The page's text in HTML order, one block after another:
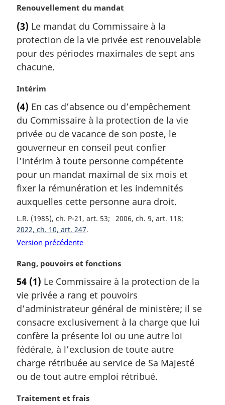
l
:
N
t
e
m
a
g
n
a
e
:
Renouvellement du mandat
(3) Le mandat du Commissaire à la
protection de la vie privée est renouvelable
pour des périodes maximales de sept ans
chacune.
N
t
e
m
a
r
g
i
n
a
e
:
Intérim
(4) En cas d’absence ou d’empêchement
du Commissaire à la protection de la vie
privée ou de vacance de son poste, le
gouverneur en conseil peut confier
l’intérim à toute personne compétente
pour un mandat maximal de six mois et
fixer la rémunération et les indemnités
auxquelles cette personne aura droit.
L.R. (1985), ch. P-21, art. 53
2006, ch. 9, art. 118
2022, ch. 10, art. 247
Version précédente
N
t
e
m
a
g
i
n
a
e
Rang, pouvoirs et fonctions
54 (1) Le Commissaire à la protection de la
vie privée a rang et pouvoirs
d’administrateur général de ministère; il se
consacre exclusivement à la charge que lui
confère la présente loi ou une autre loi
fédérale, à l’exclusion de toute autre
charge rétribuée au service de Sa Majesté
ou de tout autre emploi rétribué.
N
Traitement et frais